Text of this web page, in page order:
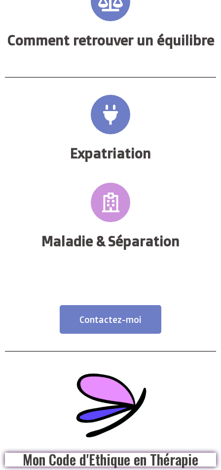
Comment retrouver un équilibre
Expatriation
Maladie & Séparation
Contactez-moi
Mon Code d'Ethique en Thérapie